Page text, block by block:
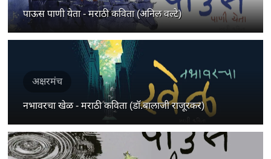
पाऊस पाणी येता - मराठी कविता (अनिल वल्टे)
अक्षरमंच
नभावरचा खेळ - मराठी कविता (डॉ.बालाजी राजूरकर)